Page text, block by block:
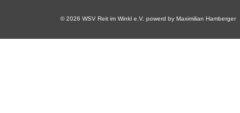
© 2026 WSV Reit im Winkl e.V. powerd by Maximilian Hamberger